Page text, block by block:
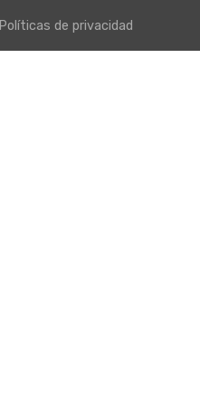
Políticas de privacidad